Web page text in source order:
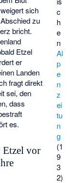
c
h
e
n
Al
p
e
n
z
ei
tu
n
g
(1
9
3
2)
sich
zu
bricht.
Etzel
er
Landen
fragt direkt
sei, den
dass
es.
Etzel vor